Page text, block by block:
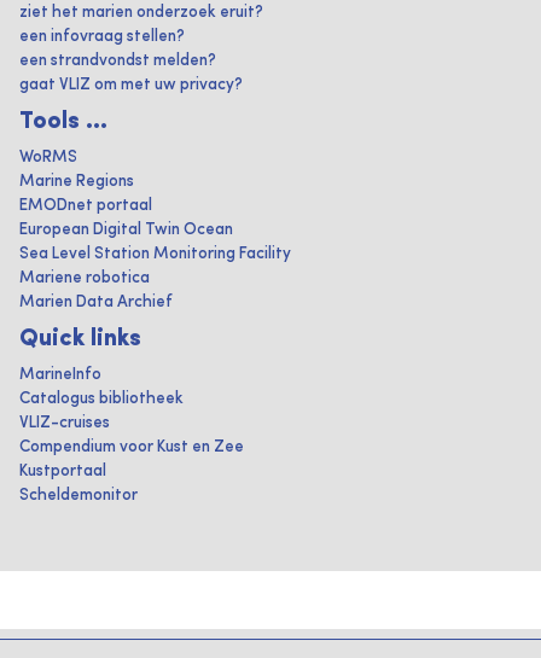
ziet het marien onderzoek eruit?
een infovraag stellen?
een strandvondst melden?
gaat VLIZ om met uw privacy?
Tools ...
WoRMS
Marine Regions
EMODnet portaal
European Digital Twin Ocean
Sea Level Station Monitoring Facility
Mariene robotica
Marien Data Archief
Quick links
MarineInfo
Catalogus bibliotheek
VLIZ-cruises
Compendium voor Kust en Zee
Kustportaal
Scheldemonitor